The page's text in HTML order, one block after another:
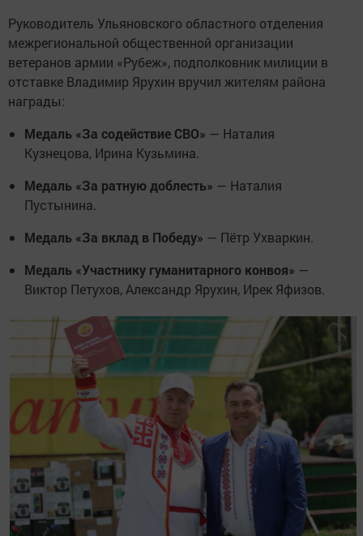
Руководитель Ульяновского областного отделения
межрегиональной общественной организации
ветеранов армии «Рубеж», подполковник милиции в
отставке Владимир Ярухин вручил жителям района
награды:
Медаль «За содействие СВО» — Наталия
Кузнецова, Ирина Кузьмина.
Медаль «За ратную доблесть» — Наталия
Пустынина.
Медаль «За вклад в Победу» — Пётр Ухваркин.
Медаль «Участнику гуманитарного конвоя» —
Виктор Петухов, Александр Ярухин, Ирек Яфизов.